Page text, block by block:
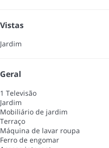
Vistas
Jardim
Geral
1 Televisão
Jardim
Mobiliário de jardim
Terraço
Máquina de lavar roupa
Ferro de engomar